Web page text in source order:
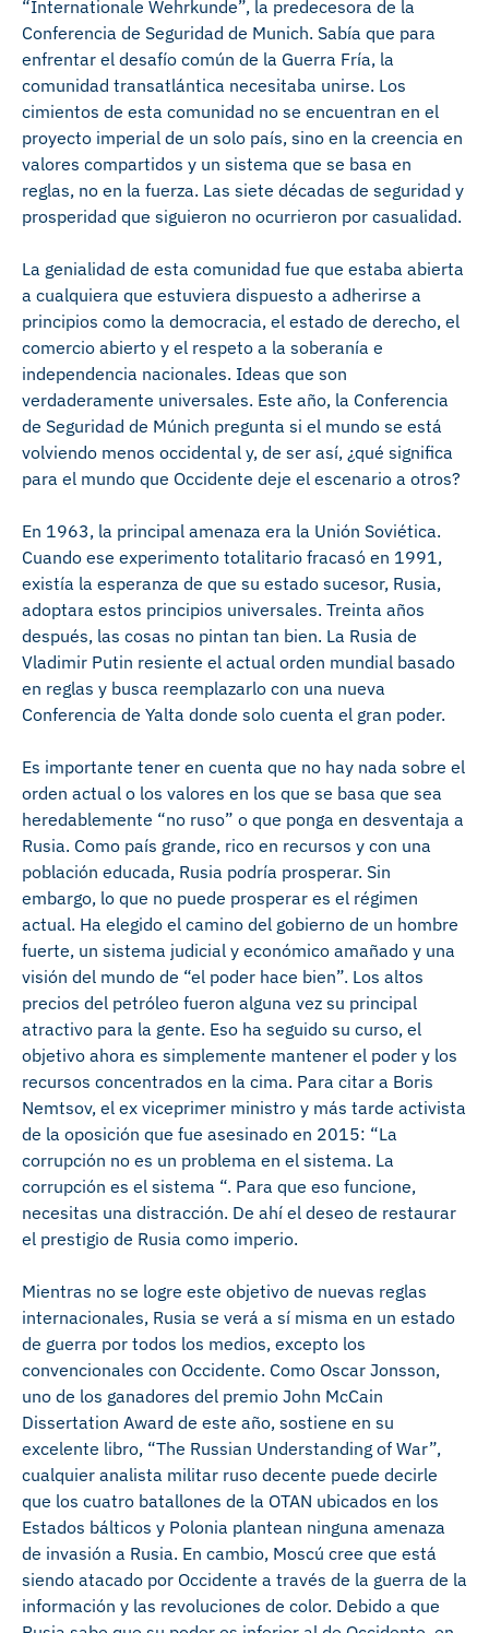
“Internationale Wehrkunde”, la predecesora de la
Conferencia de Seguridad de Munich. Sabía que para
enfrentar el desafío común de la Guerra Fría, la
comunidad transatlántica necesitaba unirse. Los
cimientos de esta comunidad no se encuentran en el
proyecto imperial de un solo país, sino en la creencia en
valores compartidos y un sistema que se basa en
reglas, no en la fuerza. Las siete décadas de seguridad y
prosperidad que siguieron no ocurrieron por casualidad.
La genialidad de esta comunidad fue que estaba abierta
a cualquiera que estuviera dispuesto a adherirse a
principios como la democracia, el estado de derecho, el
comercio abierto y el respeto a la soberanía e
independencia nacionales. Ideas que son
verdaderamente universales. Este año, la Conferencia
de Seguridad de Múnich pregunta si el mundo se está
volviendo menos occidental y, de ser así, ¿qué significa
para el mundo que Occidente deje el escenario a otros?
En 1963, la principal amenaza era la Unión Soviética.
Cuando ese experimento totalitario fracasó en 1991,
existía la esperanza de que su estado sucesor, Rusia,
adoptara estos principios universales. Treinta años
después, las cosas no pintan tan bien. La Rusia de
Vladimir Putin resiente el actual orden mundial basado
en reglas y busca reemplazarlo con una nueva
Conferencia de Yalta donde solo cuenta el gran poder.
Es importante tener en cuenta que no hay nada sobre el
orden actual o los valores en los que se basa que sea
heredablemente “no ruso” o que ponga en desventaja a
Rusia. Como país grande, rico en recursos y con una
población educada, Rusia podría prosperar. Sin
embargo, lo que no puede prosperar es el régimen
actual. Ha elegido el camino del gobierno de un hombre
fuerte, un sistema judicial y económico amañado y una
visión del mundo de “el poder hace bien”. Los altos
precios del petróleo fueron alguna vez su principal
atractivo para la gente. Eso ha seguido su curso, el
objetivo ahora es simplemente mantener el poder y los
recursos concentrados en la cima. Para citar a Boris
Nemtsov, el ex viceprimer ministro y más tarde activista
de la oposición que fue asesinado en 2015: “La
corrupción no es un problema en el sistema. La
corrupción es el sistema “. Para que eso funcione,
necesitas una distracción. De ahí el deseo de restaurar
el prestigio de Rusia como imperio.
Mientras no se logre este objetivo de nuevas reglas
internacionales, Rusia se verá a sí misma en un estado
de guerra por todos los medios, excepto los
convencionales con Occidente. Como Oscar Jonsson,
uno de los ganadores del premio John McCain
Dissertation Award de este año, sostiene en su
excelente libro, “The Russian Understanding of War”,
cualquier analista militar ruso decente puede decirle
que los cuatro batallones de la OTAN ubicados en los
Estados bálticos y Polonia plantean ninguna amenaza
de invasión a Rusia. En cambio, Moscú cree que está
siendo atacado por Occidente a través de la guerra de la
información y las revoluciones de color. Debido a que